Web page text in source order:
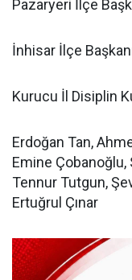
Pazaryeri İlçe
İnhisar İlçe
Kurucu İl Disiplin
Erdoğan Tan,
Emine Çobanoğlu,
Tennur Tutgun,
Ertuğrul Çınar